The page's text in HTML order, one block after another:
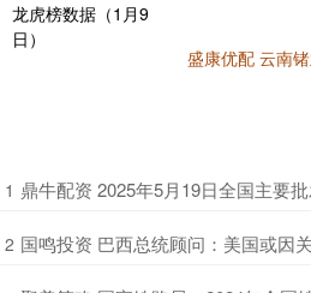
盛康优配 云南
1 鼎牛配资 2025年5月19日全国主要
2 国鸣投资 巴西总统顾问：美国或因